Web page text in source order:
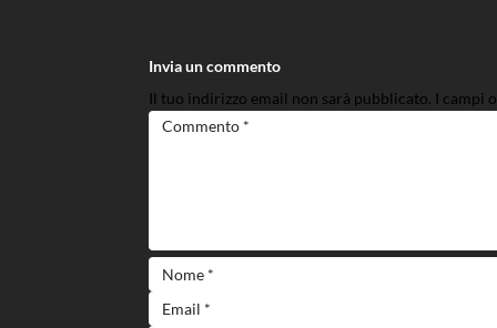
Invia un commento
Il tuo indirizzo email non sarà pubblicato. I campi